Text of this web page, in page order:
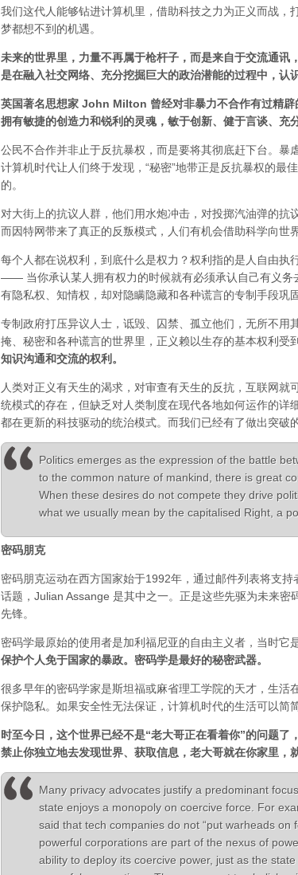
我们这代人能够钻进计算机里，借助科技之力为正义而战
梦都想不到的机遇。
未来的世界里，力量不再属于枪杆子，而是来自于交流通
是在融入社交网络、充分挖掘巨大的政治潜能的过程中，认
英国著名思想家 John Milton 曾经对非暴力不合作有过精
拥有敏捷的创造力和锐利的灵魂，敏于创新、健于言谈、充
公民不合作并非止于反抗暴权，而是要将其彻底赶下台。暴
计算机时代让人们终于发现，“秘密”地带正是反抗暴权的最
的。
对大街上的抗议人群，他们用水炮冲击，对投掷汽油弹的抗
而因特网带来了真正的反叛模式，人们有机会借助科学向世
每个人都在说权利，到底什么是权力？权利指的是人自由
—— 当你承认某人拥有权力的时候就有必须承认自己有义务
有隐私权、知情权，却对隐瞒隐藏和各种谎言的专制手段巩
专制政府打压异议人士，诋毁、囚禁、孤立他们，无所不用
掩、秘密和各种谎言的世界里，正义赖以生存的基本权利受
知识沟通和交流的权利。
人类对正义有天生的渴求，对审查有天生的反抗，互联网
统模式的存在，但缺乏对人类制度在现代各地如何运作的
都在更新的科技驱动的统治模式。而我们已经有了做出突破
Politics emerges as the expression of the battle
to the common nature of mankind, there is great
When these desires do not compete they drive
what we usually mean by the capitalised Right, a
密码朋克
密码朋克运动在西方国家始于1992年，通过邮件列表将支
话题，Julian Assange 是其中之一。正是这些先驱为未来
先锋。
密码学最原始的使用者是加利福尼亚的自由主义者，当时它
保护个人免于国家的暴政。密码学是最好的秘密武器。
很多早年的密码学家是斯坦福或麻省理工学院的天才，生
保护隐私。如果安全性无法保证，计算机时代的生活可以简
时至今日，这个世界已经不是“老大哥正在看着你”的问题了
禁止你独立地去发现世界、获取信息，老大哥就在你家里，
Many privacy advocates justify a predominant
state enjoys a monopoly on coercive force. For
said that tech companies do not “put warheads on
powerful corporations are part of the nexus of
ability to deploy its coercive power, just as the